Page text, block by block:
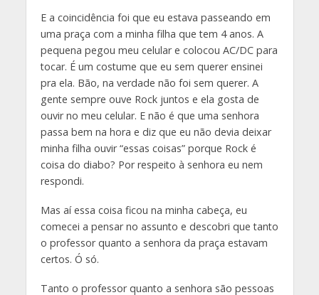
E a coincidência foi que eu estava passeando em
uma praça com a minha filha que tem 4 anos. A
pequena pegou meu celular e colocou AC/DC para
tocar. É um costume que eu sem querer ensinei
pra ela. Bão, na verdade não foi sem querer. A
gente sempre ouve Rock juntos e ela gosta de
ouvir no meu celular. E não é que uma senhora
passa bem na hora e diz que eu não devia deixar
minha filha ouvir “essas coisas” porque Rock é
coisa do diabo? Por respeito à senhora eu nem
respondi.
Mas aí essa coisa ficou na minha cabeça, eu
comecei a pensar no assunto e descobri que tanto
o professor quanto a senhora da praça estavam
certos. Ó só.
Tanto o professor quanto a senhora são pessoas